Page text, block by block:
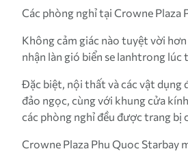
Các phòng nghỉ tại Crowne Plaza
Không cảm giác nào tuyệt vời
nhận làn gió biển se lanhtrong
Đặc biệt, nội thất và các vật dụng
đảo ngọc, cùng với khung cửa
các phòng nghỉ đều được trang bị
Crowne Plaza Phu Quoc Starbay